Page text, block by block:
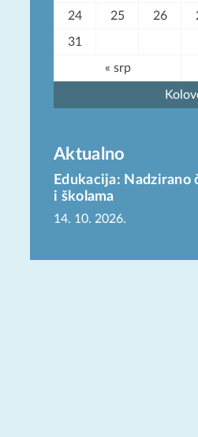
24 25 26
31
« srp
Aktualno
Edukacija:
i školama
14. 10. 2026.